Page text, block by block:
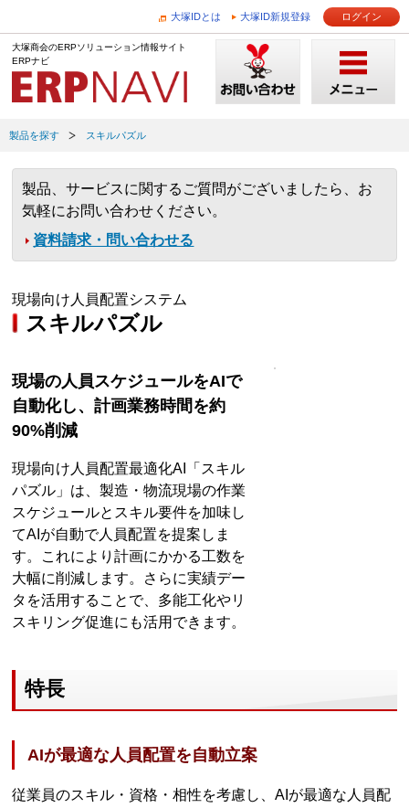
大塚IDとは 大塚ID新規登録 ログイン
大塚商会のERPソリューション情報サイト
ERPナビ
製品を探す スキルパズル
製品、サービスに関するご質問がございましたら、お
気軽にお問い合わせください。
資料請求・問い合わせる
現場向け人員配置システム
スキルパズル
現場の人員スケジュールをAIで
自動化し、計画業務時間を約
90%削減
現場向け人員配置最適化AI「スキル
パズル」は、製造・物流現場の作業
スケジュールとスキル要件を加味し
てAIが自動で人員配置を提案しま
す。これにより計画にかかる工数を
大幅に削減します。さらに実績デー
タを活用することで、多能工化やリ
スキリング促進にも活用できます。
特長
AIが最適な人員配置を自動立案
従業員のスキル・資格・相性を考慮し、AIが最適な人員配